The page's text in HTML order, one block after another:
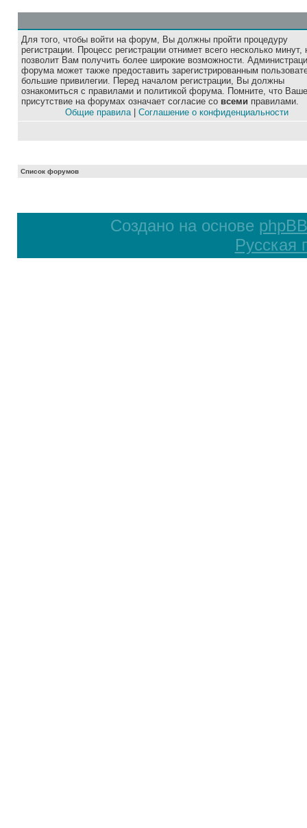
Для того, чтобы войти на форум, Вы должны пройти процедуру
регистрации. Процесс регистрации отнимет всего несколько минут,
позволит Вам получить более широкие возможности.
форума может также предоставить зарегистрированным
большие привилегии. Перед началом регистрации, Вы должны
ознакомиться с правилами и политикой форума. Помните, что Ваше
присутствие на форумах означает согласие со всеми правилами.
Общие правила| Соглашение о конфиденциальности
Список форумов
Создано на основе phpBB
Русская